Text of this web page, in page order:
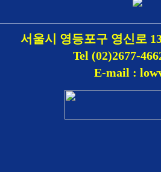
서울시 영등포구 영신로
Tel (02)2677-
E-mail :